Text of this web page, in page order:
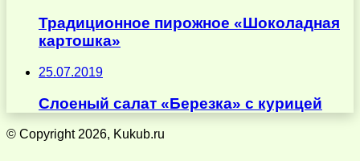
Традиционное пирожное «Шоколадная
картошка»
25.07.2019
Слоеный салат «Березка» с курицей
© Copyright 2026, Kukub.ru